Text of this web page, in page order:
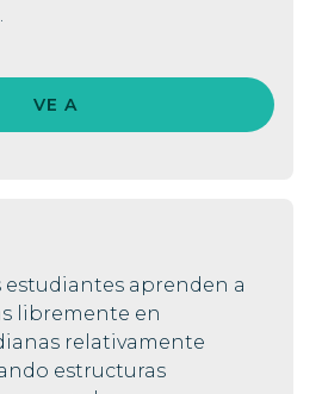
VE A
estudiantes aprenden a
libremente en
relativamente
estructuras